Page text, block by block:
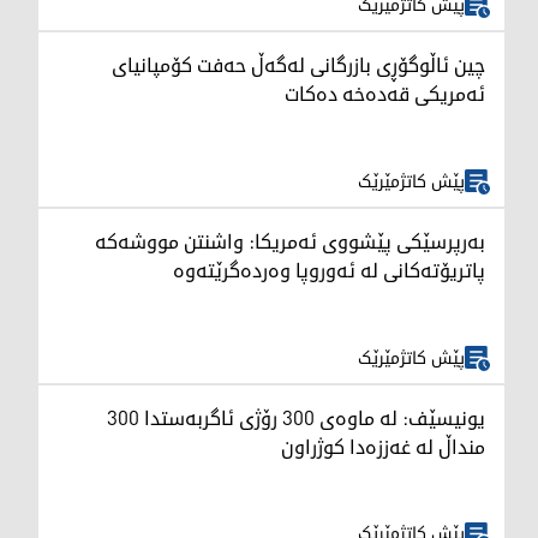
چین ئاڵوگۆڕی بازرگانی لەگەڵ حەفت کۆمپانیای
ئەمریکی قەدەخە دەکات
پێش کاتژمێرێک
بەرپرسێکی پێشووی ئەمریکا: واشنتن مووشەکە
پاتریۆتەکانی لە ئەوروپا وەردەگرێتەوە
پێش کاتژمێرێک
یونیسێف: لە ماوەی 300 رۆژی ئاگربەستدا 300
منداڵ لە غەززەدا کوژراون